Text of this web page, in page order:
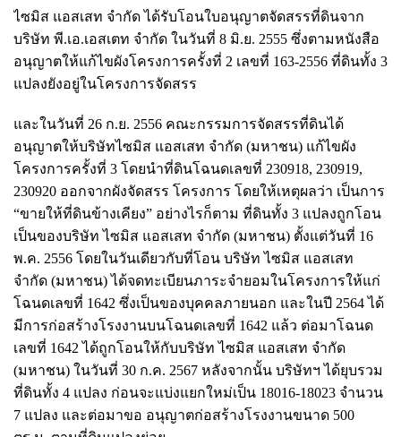
ไซมิส แอสเสท จำกัด ได้รับโอนใบอนุญาตจัดสรรที่ดินจาก
บริษัท พี.เอ.เอสเตท จำกัด ในวันที่ 8 มิ.ย. 2555 ซึ่งตามหนังสือ
อนุญาตให้แก้ไขผังโครงการครั้งที่ 2 เลขที่ 163-2556 ที่ดินทั้ง 3
แปลงยังอยู่ในโครงการจัดสรร
และในวันที่ 26 ก.ย. 2556 คณะกรรมการจัดสรรที่ดินได้
อนุญาตให้บริษัทไซมิส แอสเสท จำกัด (มหาชน) แก้ไขผัง
โครงการครั้งที่ 3 โดยนำที่ดินโฉนดเลขที่ 230918, 230919,
230920 ออกจากผังจัดสรร โครงการ โดยให้เหตุผลว่า เป็นการ
“ขายให้ที่ดินข้างเคียง” อย่างไรก็ตาม ที่ดินทั้ง 3 แปลงถูกโอน
เป็นของบริษัท ไซมิส แอสเสท จำกัด (มหาชน) ตั้งแต่วันที่ 16
พ.ค. 2556 โดยในวันเดียวกับที่โอน บริษัท ไซมิส แอสเสท
จำกัด (มหาชน) ได้จดทะเบียนภาระจำยอมในโครงการให้แก่
โฉนดเลขที่ 1642 ซึ่งเป็นของบุคคลภายนอก และในปี 2564 ได้
มีการก่อสร้างโรงงานบนโฉนดเลขที่ 1642 แล้ว ต่อมาโฉนด
เลขที่ 1642 ได้ถูกโอนให้กับบริษัท ไซมิส แอสเสท จำกัด
(มหาชน) ในวันที่ 30 ก.ค. 2567 หลังจากนั้น บริษัทฯ ได้ยุบรวม
ที่ดินทั้ง 4 แปลง ก่อนจะแบ่งแยกใหม่เป็น 18016-18023 จำนวน
7 แปลง และต่อมาขอ อนุญาตก่อสร้างโรงงานขนาด 500